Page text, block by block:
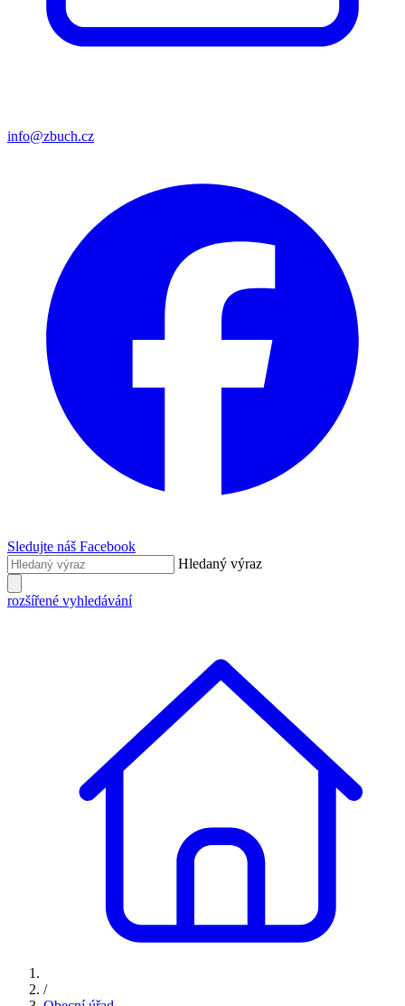
info@zbuch.cz
Sledujte náš Facebook
Hledaný výraz
rozšířené vyhledávání
/